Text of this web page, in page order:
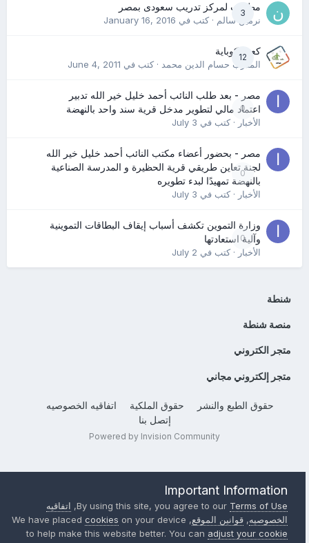
3
مطلوب لمركز تدريب سعودى بمصر
نرمين سالم· كتب في January 16, 2016
12
كعب كوباية
المدرب حسام الدين محمد· كتب في June 4, 2011
0
مصر - بعد طلب النائب أحمد خليل خير الله تدبير
اعتماد مالي لتطوير مدخل قرية سند واحد بالنهضة
الأخبار· كتب في July 3
0
مصر - بحضور أعضاء مكتب النائب أحمد خليل خير الله
لجنة تعاين طريقي قرية الحظيرة و المدرسة الصناعية
بالنهضة تمهيدًا لبدء تطويره
الأخبار· كتب في July 3
0
وزارة التموين تكشف أسباب إيقاف البطاقات التموينية
وآلية استعادتها
الأخبار· كتب في July 2
شنطة
منصة شنطة
متجر الكتروني
متجر إلكتروني مجاني
حقوق الطبع والنشر حقوق الملكية
اتفاقيه الخصوصيه
إتصل بنا
Powered by Invision Community
Important Information
By using this site, you agree to ourTerms of Use
, اتفاقيه
الخصوصيه, قوانين الموقع, We have placed
cookies on your device
to help make this website better. You canadjust your cookie